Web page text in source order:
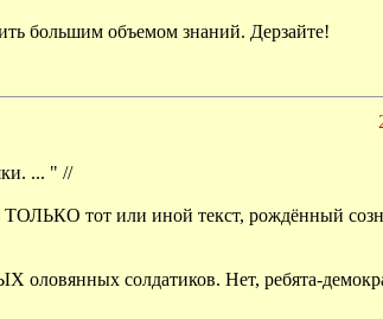
большим объемом знаний. Дерзайте!
... " //
тот или иной текст, рождённый
солдатиков. Нет, ребята-